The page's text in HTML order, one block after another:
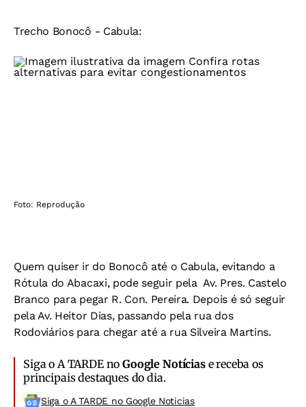
Trecho Bonocô - Cabula:
Foto: Reprodução
Quem quiser ir do Bonocô até o Cabula, evitando a
Rótula do Abacaxi, pode seguir pela Av. Pres. Castelo
Branco para pegar R. Con. Pereira. Depois é só seguir
pela Av. Heitor Dias, passando pela rua dos
Rodoviários para chegar até a rua Silveira Martins.
Siga o A TARDE noGoogle Notíciase receba os
principais destaques do dia.
Siga o A TARDE no Google Noticias